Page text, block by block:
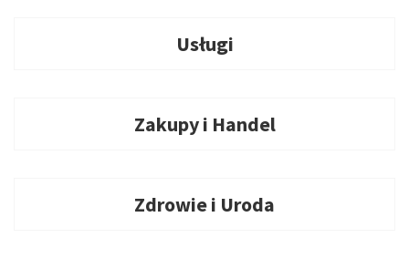
Usługi
Zakupy i Handel
Zdrowie i Uroda